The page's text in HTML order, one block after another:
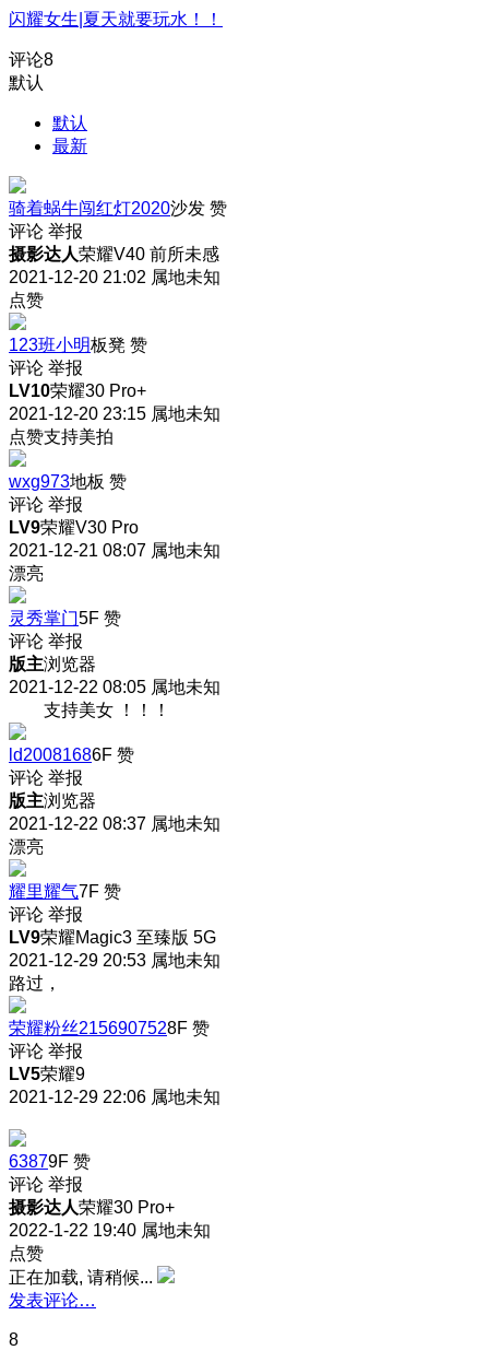
闪耀女生|夏天就要玩水！！
评论8
默认
默认
最新
骑着蜗牛闯红灯2020沙发 赞
评论 举报
摄影达人荣耀V40 前所未感
2021-12-20 21:02 属地未知
点赞
123班小明板凳 赞
评论 举报
LV10荣耀30 Pro+
2021-12-20 23:15 属地未知
点赞支持美拍
wxg973地板 赞
评论 举报
LV9荣耀V30 Pro
2021-12-21 08:07 属地未知
漂亮
灵秀掌门5F 赞
评论 举报
版主浏览器
2021-12-22 08:05 属地未知
支持美女 ！！！
ld20081686F 赞
评论 举报
版主浏览器
2021-12-22 08:37 属地未知
漂亮
耀里耀气7F 赞
评论 举报
LV9荣耀Magic3 至臻版 5G
2021-12-29 20:53 属地未知
路过，
荣耀粉丝2156907528F 赞
评论 举报
LV5荣耀9
2021-12-29 22:06 属地未知
63879F 赞
评论 举报
摄影达人荣耀30 Pro+
2022-1-22 19:40 属地未知
点赞
正在加载, 请稍候...
发表评论…
8